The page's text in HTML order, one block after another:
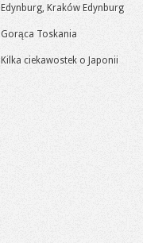
Edynburg, Kraków Edynburg
Gorąca Toskania
Kilka ciekawostek o Japonii